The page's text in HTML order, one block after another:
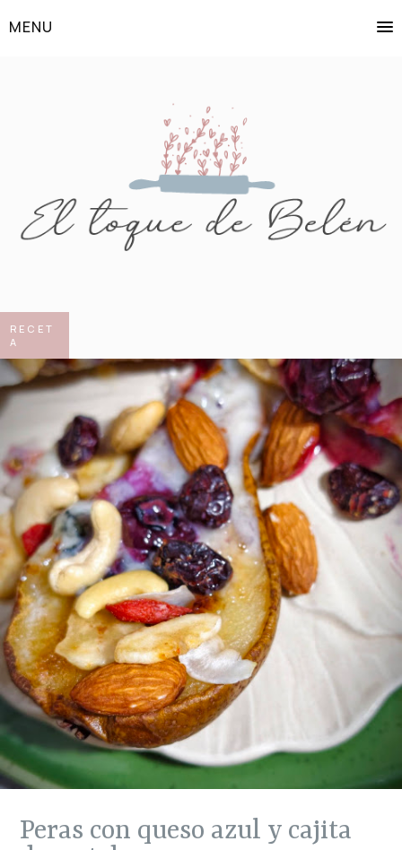
MENU
RECET
A
peras con queso azul y cajita